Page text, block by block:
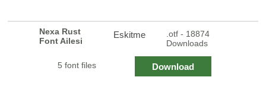
Nexa Rust
Font Ailesi
Eskitme
.otf - 18874
Downloads
5 font files Download